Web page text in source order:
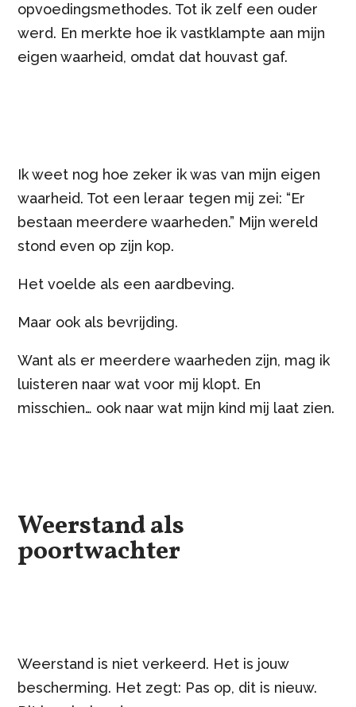
opvoedingsmethodes. Tot ik zelf een ouder
werd. En merkte hoe ik vastklampte aan mijn
eigen waarheid, omdat dat houvast gaf.
Ik weet nog hoe zeker ik was van mijn eigen
waarheid. Tot een leraar tegen mij zei: “Er
bestaan meerdere waarheden.” Mijn wereld
stond even op zijn kop.
Het voelde als een aardbeving.
Maar ook als bevrijding.
Want als er meerdere waarheden zijn, mag ik
luisteren naar wat voor mij klopt. En
misschien… ook naar wat mijn kind mij laat zien.
Weerstand als
poortwachter
Weerstand is niet verkeerd. Het is jouw
bescherming. Het zegt: Pas op, dit is nieuw.